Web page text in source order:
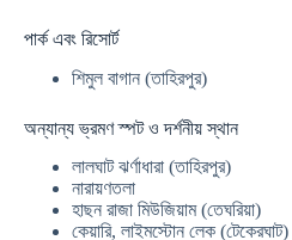
পার্ক এবং রিসোর্ট
শিমুল বাগান (তাহিরপুর)
অন্যান্য ভ্রমণ স্পট ও দর্শনীয় স্থান
লালঘাট ঝর্ণাধারা (তাহিরপুর)
নারায়ণতলা
হাছন রাজা মিউজিয়াম (তেঘরিয়া)
কেয়ারি, লাইমস্টোন লেক (টেকেরঘাট)